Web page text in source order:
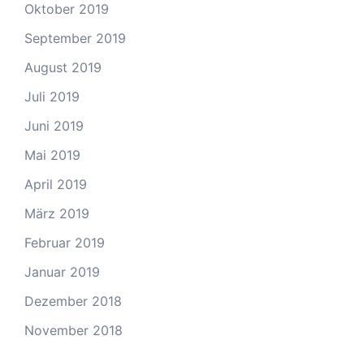
Oktober 2019
September 2019
August 2019
Juli 2019
Juni 2019
Mai 2019
April 2019
März 2019
Februar 2019
Januar 2019
Dezember 2018
November 2018